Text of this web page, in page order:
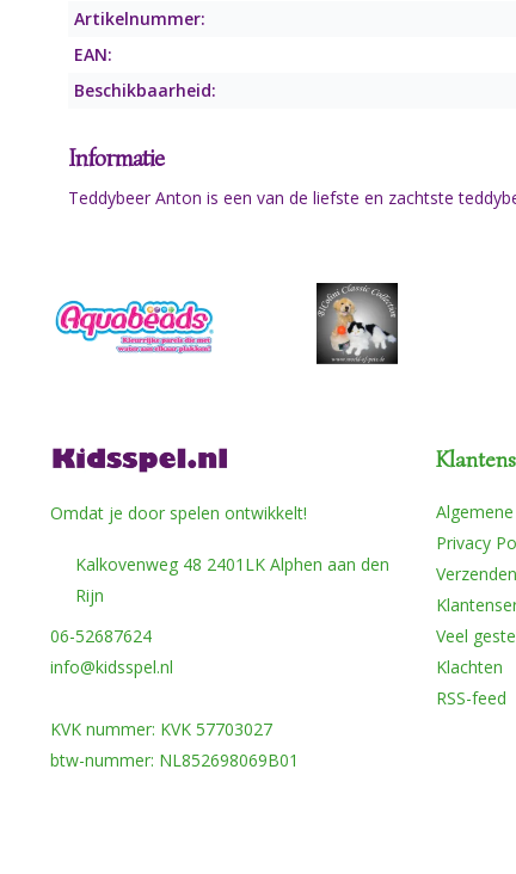
Artikelnummer:
EAN:
Beschikbaarheid:
Informatie
Teddybeer Anton is een van de liefste en zachtste
Omdat je door spelen ontwikkelt!
Kalkovenweg 48 2401LK Alphen aan den
Rijn
06-52687624
info@kidsspel.nl
KVK nummer: KVK 57703027
btw-nummer: NL852698069B01
Privacy
Veel
Klachten
RSS-feed